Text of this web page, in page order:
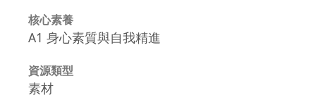
核心素養
A1 身心素質與自我精進
資源類型
素材